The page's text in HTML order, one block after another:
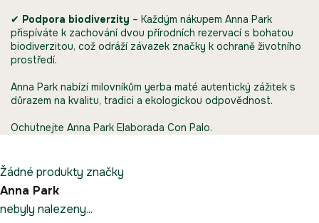
✔ Podpora biodiverzity – Každým nákupem Anna Park
přispíváte k zachování dvou přírodních rezervací s bohatou
biodiverzitou, což odráží závazek značky k ochraně životního
prostředí.
Anna Park nabízí milovníkům yerba maté autentický zážitek s
důrazem na kvalitu, tradici a ekologickou odpovědnost.
Ochutnejte Anna Park Elaborada Con Palo.
Žádné produkty značky
Anna Park
nebyly nalezeny...